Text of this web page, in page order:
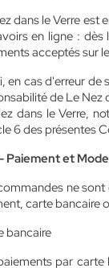
dans le Verre
en ligne :
acceptés sur
en cas d'erreur
de Le Nez
dans le Verre,
6 des présentes
Paiement et
ne
carte bancaire
bancaire
par carte